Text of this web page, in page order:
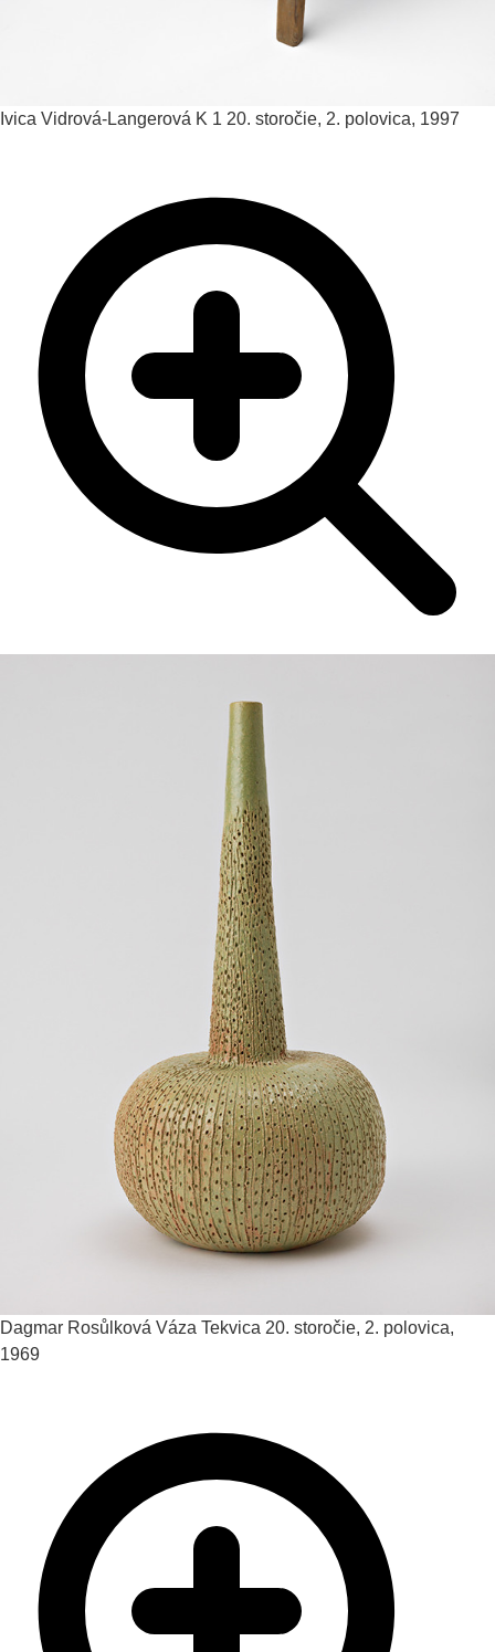
Ivica Vidrová-Langerová K 1 20. storočie, 2. polovica, 1997
Dagmar Rosůlková Váza Tekvica 20. storočie, 2. polovica,
1969